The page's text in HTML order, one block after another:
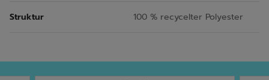
Struktur 100 % recycelter Polyester